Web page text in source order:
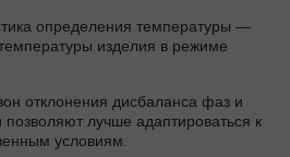
определения температуры —
изделия в режиме
отклонения дисбаланса фаз и
позволяют лучше адаптироваться к
условиям.